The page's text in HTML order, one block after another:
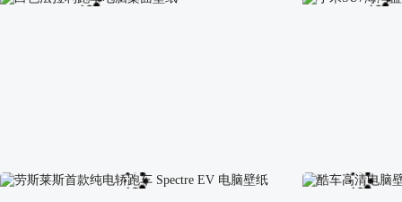
白色法拉利跑车电脑桌面壁纸 小米SU7海湾蓝